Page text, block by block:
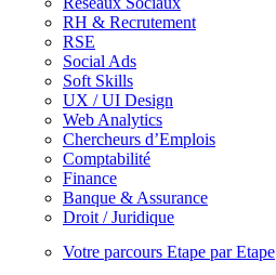
RH & Recrutement
RSE
Social Ads
Soft Skills
UX / UI Design
Web Analytics
Chercheurs d’Emplois
Comptabilité
Finance
Banque & Assurance
Droit / Juridique
Votre parcours Etape par Etape